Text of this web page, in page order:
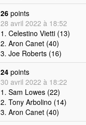
26 points
28 avril 2022 à 18:52
1. Celestino Vietti (13)
2. Aron Canet (40)
3. Joe Roberts (16)
24 points
30 avril 2022 à 18:22
1. Sam Lowes (22)
2. Tony Arbolino (14)
3. Aron Canet (40)